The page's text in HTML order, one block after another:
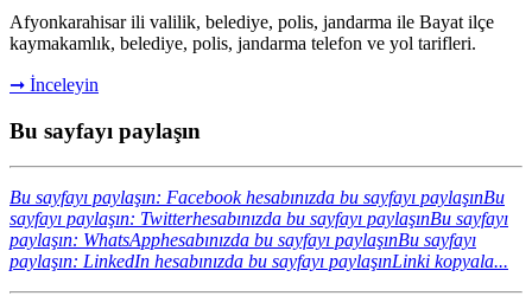
Afyonkarahisar ili valilik, belediye, polis, jandarma ile Bayat ilçe
kaymakamlık, belediye, polis, jandarma telefon ve yol tarifleri.
➞ İnceleyin
Bu sayfayı paylaşın
Bu sayfayı paylaşın: Facebook hesabınızda bu sayfayı paylaşınBu
sayfayı paylaşın: Twitterhesabınızda bu sayfayı paylaşınBu sayfayı
paylaşın: WhatsApphesabınızda bu sayfayı paylaşınBu sayfayı
paylaşın: LinkedIn hesabınızda bu sayfayı paylaşınLinki kopyala...